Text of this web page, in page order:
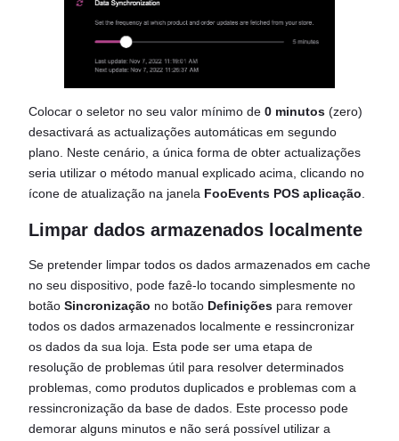
Colocar o seletor no seu valor mínimo de 0 minutos (zero)
desactivará as actualizações automáticas em segundo
plano. Neste cenário, a única forma de obter actualizações
seria utilizar o método manual explicado acima, clicando no
ícone de atualização na janela FooEvents POS aplicação
Limpar dados armazenados localmente
Se pretender limpar todos os dados armazenados em cache
no seu dispositivo, pode fazê-lo tocando simplesmente no
botão Sincronização no botão Definições para remover
todos os dados armazenados localmente e ressincronizar
os dados da sua loja. Esta pode ser uma etapa de
resolução de problemas útil para resolver determinados
problemas, como produtos duplicados e problemas com a
ressincronização da base de dados. Este processo pode
demorar alguns minutos e não será possível utilizar a